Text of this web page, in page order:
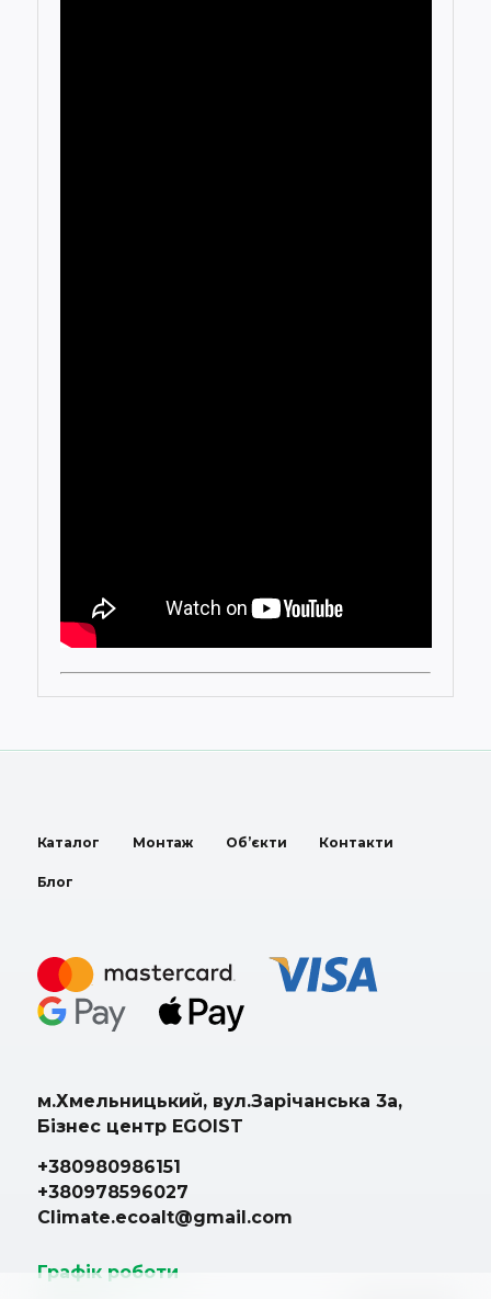
Каталог Монтаж Об’єкти Контакти
Блог
м.Хмельницький, вул.Зарічанська 3а,
Бізнес центр EGOIST
+380980986151
+380978596027
Climate.ecoalt@gmail.com
Графік роботи